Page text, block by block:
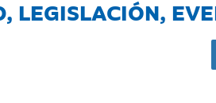
LEGISLACIÓN,